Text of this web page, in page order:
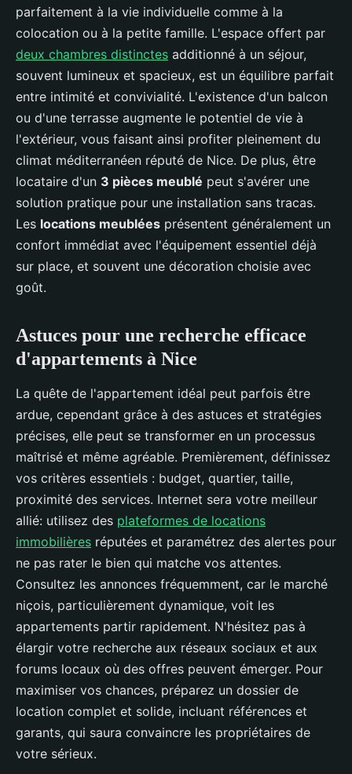
parfaitement à la vie individuelle comme à la
colocation ou à la petite famille. L'espace offert par
deux chambres distinctes additionné à un séjour,
souvent lumineux et spacieux, est un équilibre parfait
entre intimité et convivialité. L'existence d'un balcon
ou d'une terrasse augmente le potentiel de vie à
l'extérieur, vous faisant ainsi profiter pleinement du
climat méditerranéen réputé de Nice. De plus, être
locataire d'un 3 pièces meublé peut s'avérer une
solution pratique pour une installation sans tracas.
Les locations meublées présentent généralement un
confort immédiat avec l'équipement essentiel déjà
sur place, et souvent une décoration choisie avec
goût.
Astuces pour une recherche efficace
d'appartements à Nice
La quête de l'appartement idéal peut parfois être
ardue, cependant grâce à des astuces et stratégies
précises, elle peut se transformer en un processus
maîtrisé et même agréable. Premièrement, définissez
vos critères essentiels : budget, quartier, taille,
proximité des services. Internet sera votre meilleur
allié: utilisez des plateformes de locations
immobilières réputées et paramétrez des alertes pour
ne pas rater le bien qui matche vos attentes.
Consultez les annonces fréquemment, car le marché
niçois, particulièrement dynamique, voit les
appartements partir rapidement. N'hésitez pas à
élargir votre recherche aux réseaux sociaux et aux
forums locaux où des offres peuvent émerger. Pour
maximiser vos chances, préparez un dossier de
location complet et solide, incluant références et
garants, qui saura convaincre les propriétaires de
votre sérieux.